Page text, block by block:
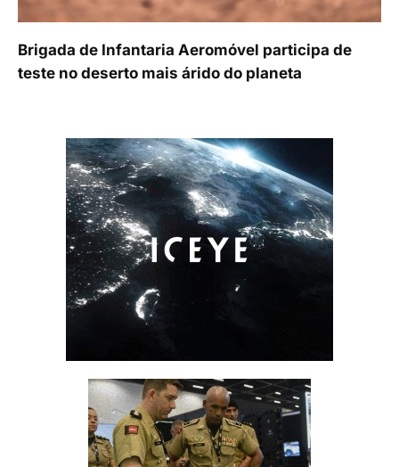
Brigada de Infantaria Aeromóvel participa de
teste no deserto mais árido do planeta